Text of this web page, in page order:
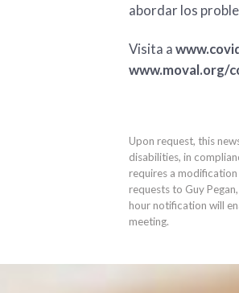
abordar los
Visita a
www.moval.org/
Upon request, this
disabilities, in
requires a
requests to Guy
hour notification will
meeting.